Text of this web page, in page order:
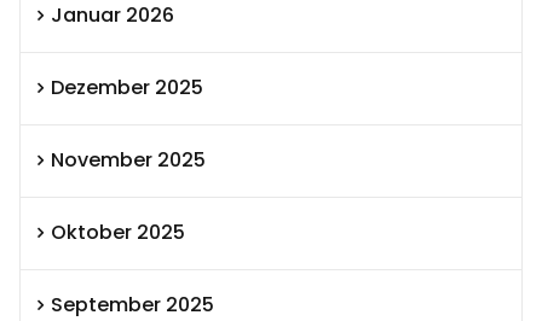
Januar 2026
Dezember 2025
November 2025
Oktober 2025
September 2025